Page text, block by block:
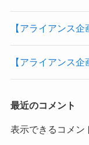
【アライアンス
【アライアンス
最近のコメント
表示できるコメン